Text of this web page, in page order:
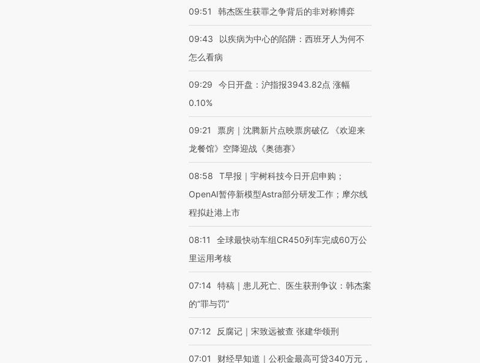
09:51 韩杰医生获罪之争背后的非对称博弈
09:43
以疾病为中心的陷阱：西班牙人为何不
怎么看病
09:29
今日开盘：沪指报3943.82点 涨幅
0.10%
09:21
票房｜沈腾新片点映票房破亿 《欢迎来
龙餐馆》空降迎战《奥德赛》
08:58
T早报｜宇树科技今日开启申购；
OpenAI暂停新模型Astra部分研发工作；摩尔线
程拟赴港上市
08:11
全球最快动车组CR450列车完成60万公
里运用考核
07:14 特稿｜患儿死亡、医生获刑争议：韩杰案
的“罪与罚”
07:12 反腐记｜宋致远被查 张建华领刑
07:01
财经早知道｜公积金最高可贷340万元，